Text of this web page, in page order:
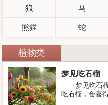
狼 马
熊猫 蛇
植物类
梦见吃石榴
·梦见吃石
吃石榴，会喜